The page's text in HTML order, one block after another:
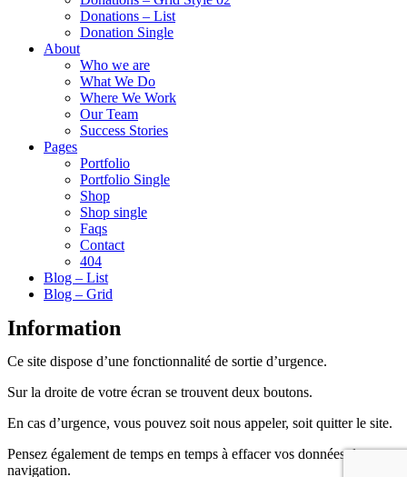
Donations – List
Donation Single
About
Who we are
What We Do
Where We Work
Our Team
Success Stories
Pages
Portfolio
Portfolio Single
Shop
Shop single
Faqs
Contact
404
Blog – List
Blog – Grid
Information
Ce site dispose d’une fonctionnalité de sortie d’urgence.
Sur la droite de votre écran se trouvent deux boutons.
En cas d’urgence, vous pouvez soit nous appeler, soit quitter le site.
Pensez également de temps en temps à effacer vos données de
navigation.